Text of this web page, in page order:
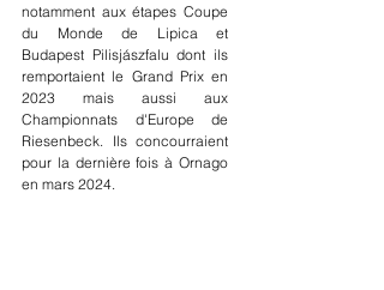
notamment aux étapes Coupe
du Monde de Lipica et
Budapest Pilisjászfalu dont ils
remportaient le Grand Prix en
2023 mais aussi aux
Championnats d'Europe de
Riesenbeck. Ils concourraient
pour la dernière fois à Ornago
en mars 2024.